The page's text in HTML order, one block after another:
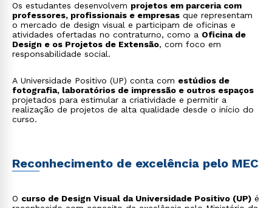
Os estudantes desenvolvem projetos em parceria com
professores, profissionais e empresas que representam
o mercado de design visual e participam de oficinas e
atividades ofertadas no contraturno, como a Oficina de
Design e os Projetos de Extensão, com foco em
responsabilidade social.
A Universidade Positivo (UP) conta com estúdios de
fotografia, laboratórios de impressão e outros espaços
projetados para estimular a criatividade e permitir a
realização de projetos de alta qualidade desde o início do
curso.
Reconhecimento de excelência pelo MEC
O curso de Design Visual da Universidade Positivo (UP) é